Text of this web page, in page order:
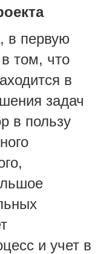
в первую
том, что
в
задач
в пользу
и учет в